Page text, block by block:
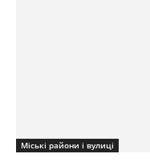
Міські райони і вулиці